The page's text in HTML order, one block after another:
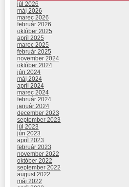
júl 2026
máj 2026
marec 2026
február 2026
október 2025
apríl 2025
marec 2025
február 2025
november 2024
október 2024
jún 2024
máj 2024
apríl 2024
marec 2024
február 2024
január 2024
december 2023
september 2023
júl 2023
jún 2023
apríl 2023
február 2023
november 2022
október 2022
september 2022
august 2022
máj 2022